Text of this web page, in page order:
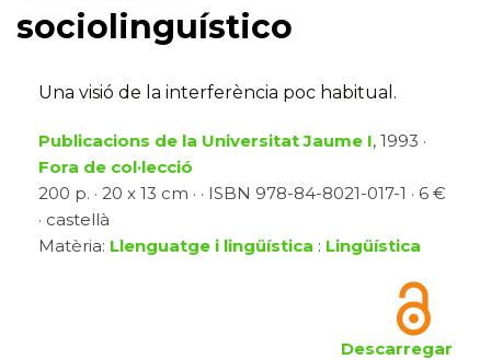
sociolinguístico
Una visió de la interferència poc habitual.
Publicacions de la Universitat Jaume I, 1993 ·
Fora de col·lecció
200 p. · 20 x 13 cm · · ISBN 978-84-8021-017-1 · 6 €
· castellà
Matèria: Llenguatge i lingüística : Lingüística
Descarregar